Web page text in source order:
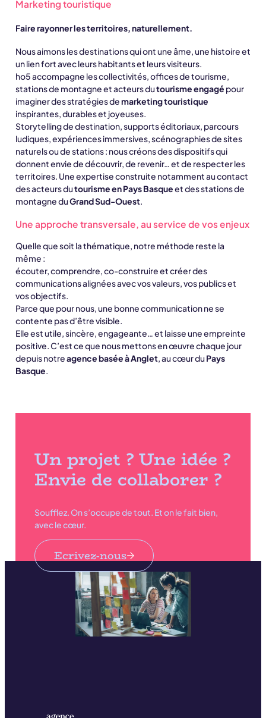
Marketing touristique
Faire rayonner les territoires, naturellement.
Nous aimons les destinations qui ont une âme, une histoire et
un lien fort avec leurs habitants et leurs visiteurs.
ho5 accompagne les collectivités, offices de tourisme,
stations de montagne et acteurs dutourisme engagé pour
imaginer des stratégies demarketing touristique
inspirantes, durables et joyeuses.
Storytelling de destination, supports éditoriaux, parcours
ludiques, expériences immersives, scénographies de sites
naturels ou de stations : nous créons des dispositifs qui
donnent envie de découvrir, de revenir… et de respecter les
territoires. Une expertise construite notamment au contact
des acteurs dutourisme en Pays Basqueet des stations de
montagne duGrand Sud-Ouest.
Une approche transversale, au service de vos enjeux
Quelle que soit la thématique, notre méthode reste la
même :
écouter, comprendre, co-construire et créer des
communications alignées avec vos valeurs, vos publics et
vos objectifs.
Parce que pour nous, une bonne communication ne se
contente pas d’être visible.
Elle est utile, sincère, engageante… et laisse une empreinte
positive. C’est ce que nous mettons en œuvre chaque jour
depuis notreagence basée à Anglet, au cœur duPays
Basque.
Un projet ? Une idée ?
Envie de collaborer ?
Soufflez. On s’occupe de tout. Et on le fait bien,
avec le cœur.
Ecrivez-nous